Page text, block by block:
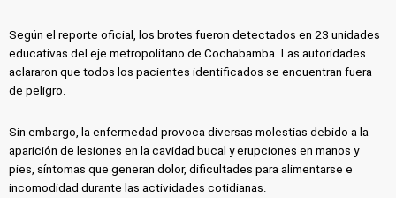
Según el reporte oficial, los brotes fueron detectados en 23 unidades
educativas del eje metropolitano de Cochabamba. Las autoridades
aclararon que todos los pacientes identificados se encuentran fuera
de peligro.
Sin embargo, la enfermedad provoca diversas molestias debido a la
aparición de lesiones en la cavidad bucal y erupciones en manos y
pies, síntomas que generan dolor, dificultades para alimentarse e
incomodidad durante las actividades cotidianas.